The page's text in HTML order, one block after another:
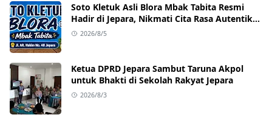
Soto Kletuk Asli Blora Mbak Tabita Resmi
Hadir di Jepara, Nikmati Cita Rasa Autentik
Mulai Rp10 Ribu
2026/8/5
Ketua DPRD Jepara Sambut Taruna Akpol
untuk Bhakti di Sekolah Rakyat Jepara
2026/8/3